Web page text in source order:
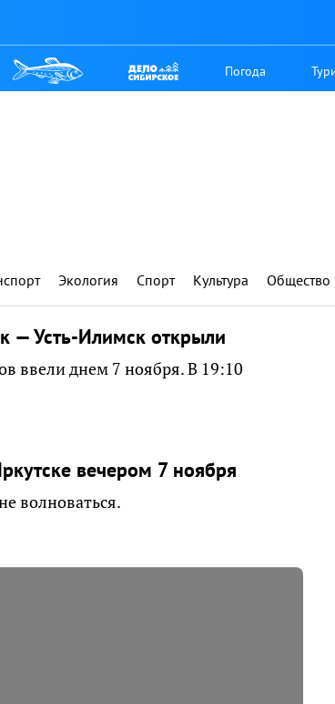
Погода
Экология Спорт Культура Общество
— Усть-Илимск открыли
ввели днем 7 ноября. В 19:10
вечером 7 ноября
волноваться.